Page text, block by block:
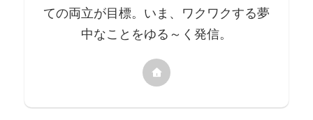
ての両立が目標。いま、ワクワクする夢
中なことをゆる～く発信。